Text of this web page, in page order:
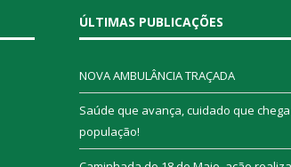
ÚLTIMAS PUBLICAÇÕES
NOVA AMBULÂNCIA TRAÇADA
Saúde que avança, cuidado que
população!